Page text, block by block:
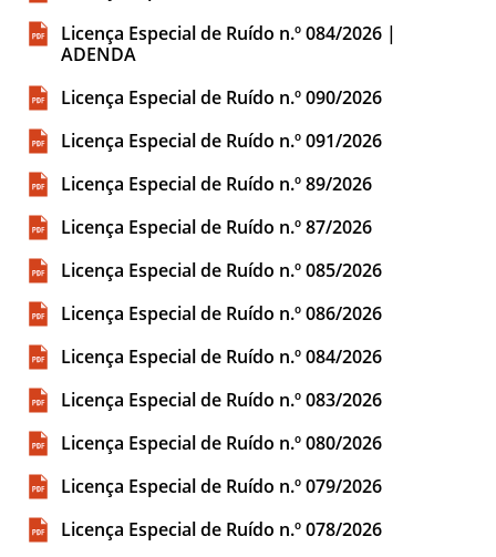
Licença Especial de Ruído n.º 084/2026 |
ADENDA
Licença Especial de Ruído n.º 090/2026
Licença Especial de Ruído n.º 091/2026
Licença Especial de Ruído n.º 89/2026
Licença Especial de Ruído n.º 87/2026
Licença Especial de Ruído n.º 085/2026
Licença Especial de Ruído n.º 086/2026
Licença Especial de Ruído n.º 084/2026
Licença Especial de Ruído n.º 083/2026
Licença Especial de Ruído n.º 080/2026
Licença Especial de Ruído n.º 079/2026
Licença Especial de Ruído n.º 078/2026